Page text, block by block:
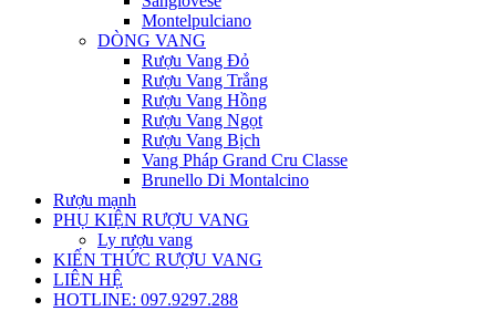
Montelpulciano
DÒNG VANG
Rượu Vang Đỏ
Rượu Vang Trắng
Rượu Vang Hồng
Rượu Vang Ngọt
Rượu Vang Bịch
Vang Pháp Grand Cru Classe
Brunello Di Montalcino
Rượu mạnh
PHỤ KIỆN RƯỢU VANG
Ly rượu vang
KIẾN THỨC RƯỢU VANG
LIÊN HỆ
HOTLINE: 097.9297.288